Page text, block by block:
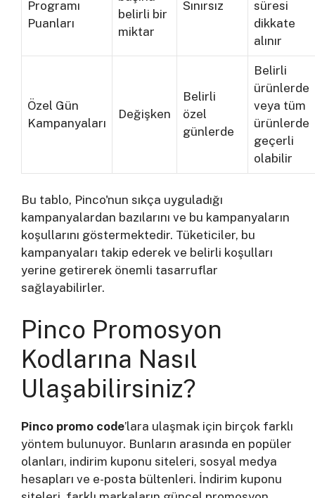
Programı
Puanları
belirli bir
miktar
Sınırsız
süresi
dikkate
alınır
Özel Gün
Kampanyaları
Değişken
Belirli
özel
günlerde
Belirli
ürünlerde
veya tüm
ürünlerde
geçerli
olabilir
Bu tablo, Pinco'nun sıkça uyguladığı
kampanyalardan bazılarını ve bu kampanyaların
koşullarını göstermektedir. Tüketiciler, bu
kampanyaları takip ederek ve belirli koşulları
yerine getirerek önemli tasarruflar
sağlayabilirler.
Pinco Promosyon
Kodlarına Nasıl
Ulaşabilirsiniz?
Pinco promo code’lara ulaşmak için birçok farklı
yöntem bulunuyor. Bunların arasında en popüler
olanları, indirim kuponu siteleri, sosyal medya
hesapları ve e-posta bültenleri. İndirim kuponu